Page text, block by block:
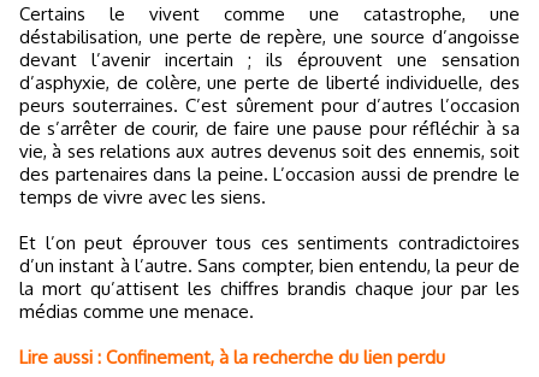
Certains le vivent comme une catastrophe, une
déstabilisation, une perte de repère, une source d’angoisse
devant l’avenir incertain ; ils éprouvent une sensation
d’asphyxie, de colère, une perte de liberté individuelle, des
peurs souterraines. C’est sûrement pour d’autres l’occasion
de s’arrêter de courir, de faire une pause pour réfléchir à sa
vie, à ses relations aux autres devenus soit des ennemis, soit
des partenaires dans la peine. L’occasion aussi de prendre le
temps de vivre avec les siens.
Et l’on peut éprouver tous ces sentiments contradictoires
d’un instant à l’autre. Sans compter, bien entendu, la peur de
la mort qu’attisent les chiffres brandis chaque jour par les
médias comme une menace.
Lire aussi : Confinement, à la recherche du lien perdu